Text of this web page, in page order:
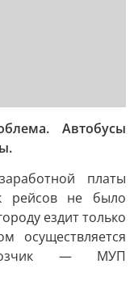
Автобусы
платы
рейсов не было
ездит только
осуществляется
— МУП